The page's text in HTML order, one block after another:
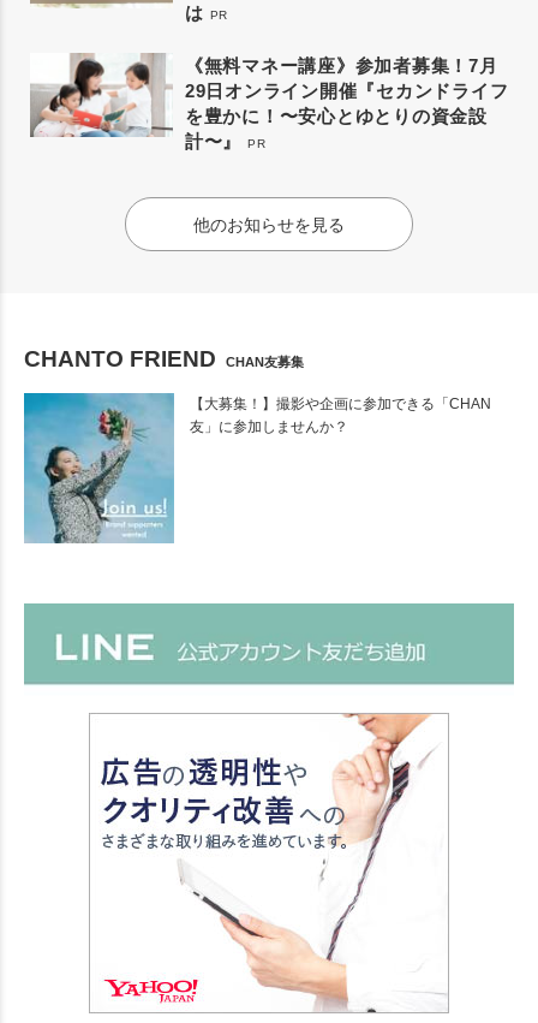
は PR
《無料マネー講座》参加者募集！7月
29日オンライン開催『セカンドライフ
を豊かに！〜安心とゆとりの資金設
計〜』
PR
他のお知らせを見る
CHANTO FRIEND CHAN友募集
【大募集！】撮影や企画に参加できる「CHAN
友」に参加しませんか？